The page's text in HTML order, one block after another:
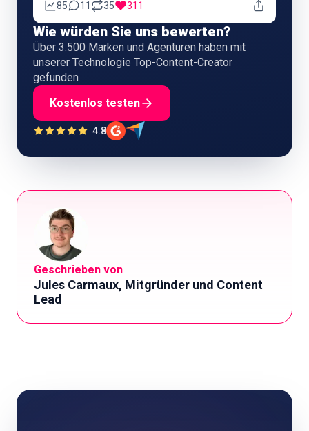
85 11 35 311
Wie würden Sie uns bewerten?
Über 3.500 Marken und Agenturen haben mit
unserer Technologie Top-Content-Creator
gefunden
Kostenlos testen
4.8
Geschrieben von
Jules Carmaux, Mitgründer und Content
Lead